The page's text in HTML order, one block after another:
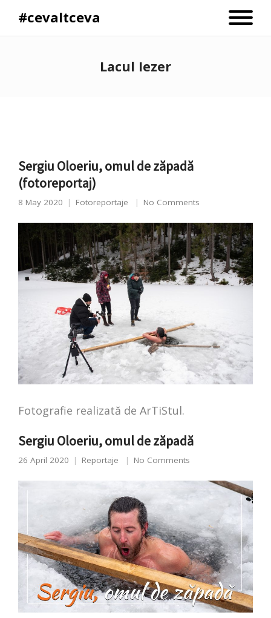
#cevaltceva
Lacul Iezer
Sergiu Oloeriu, omul de zăpadă
(fotoreportaj)
8 May 2020 Fotoreportaje No Comments
Fotografie realizată de ArTiStul.
Sergiu Oloeriu, omul de zăpadă
26 April 2020 Reportaje No Comments